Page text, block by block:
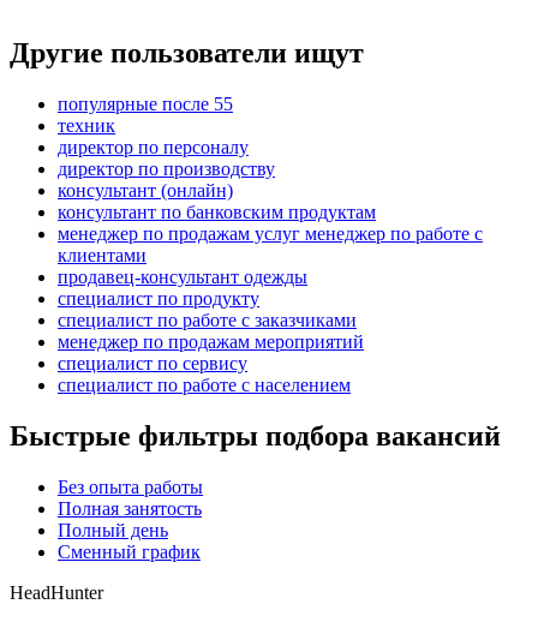
Другие пользователи ищут
популярные после 55
техник
директор по персоналу
директор по производству
консультант (онлайн)
консультант по банковским продуктам
менеджер по продажам услуг менеджер по работе с
клиентами
продавец-консультант одежды
специалист по продукту
специалист по работе с заказчиками
менеджер по продажам мероприятий
специалист по сервису
специалист по работе с населением
Быстрые фильтры подбора вакансий
Без опыта работы
Полная занятость
Полный день
Сменный график
HeadHunter